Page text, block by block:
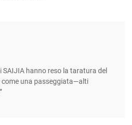
SAIJIA hanno reso la taratura del
una passeggiata—alti